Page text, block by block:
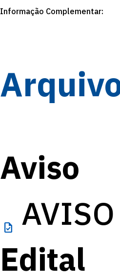
Informação Complementar:
Aviso
task
Edital